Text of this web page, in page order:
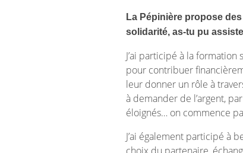
La Pépinière propose
solidarité, as-tu pu
J’ai participé à la
pour contribuer
leur donner un rôle à
à demander de l’argent,
éloignés… on commence
J’ai également participé à